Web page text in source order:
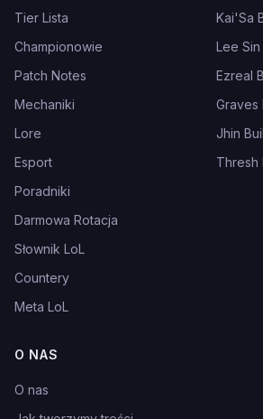
Tier Lista
Championowie
Patch Notes
Mechaniki
Lore
Esport
Poradniki
Darmowa Rotacja
Słownik LoL
Countery
Meta LoL
Kai'Sa
Lee Sin
Ezreal
Graves
Jhin
Thresh
O NAS
O nas